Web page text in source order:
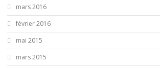
mars 2016
février 2016
mai 2015
mars 2015